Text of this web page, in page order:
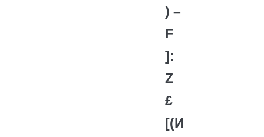
) –
F
]:
Z
£
[(И